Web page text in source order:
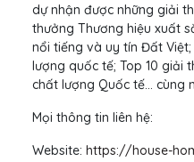
dự nhận được những giải
thưởng Thương hiệu xuất
nổi tiếng và uy tín Đất
lượng quốc tế; Top 10 giải
chất lượng Quốc tế… cùng
Mọi thông tin liên hệ:
Website: https://house-